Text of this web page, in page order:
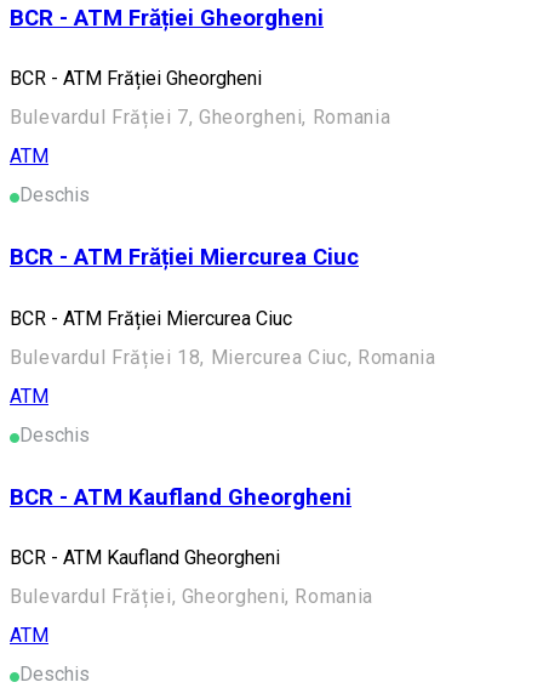
BCR - ATM Frăției Gheorgheni
BCR - ATM Frăției Gheorgheni
Bulevardul Frăției 7, Gheorgheni, Romania
ATM
Deschis
BCR - ATM Frăției Miercurea Ciuc
BCR - ATM Frăției Miercurea Ciuc
Bulevardul Frăției 18, Miercurea Ciuc, Romania
ATM
Deschis
BCR - ATM Kaufland Gheorgheni
BCR - ATM Kaufland Gheorgheni
Bulevardul Frăției, Gheorgheni, Romania
ATM
Deschis